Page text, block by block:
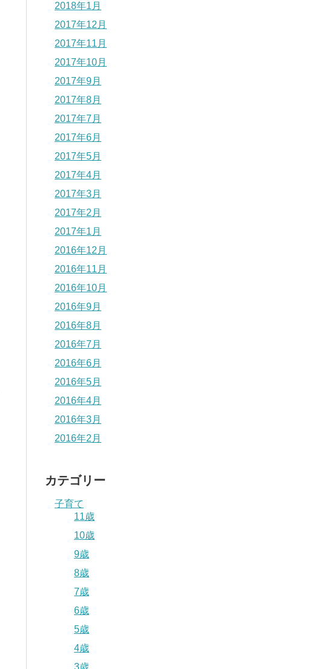
2018年1月
2017年12月
2017年11月
2017年10月
2017年9月
2017年8月
2017年7月
2017年6月
2017年5月
2017年4月
2017年3月
2017年2月
2017年1月
2016年12月
2016年11月
2016年10月
2016年9月
2016年8月
2016年7月
2016年6月
2016年5月
2016年4月
2016年3月
2016年2月
カテゴリー
子育て
11歳
10歳
9歳
8歳
7歳
6歳
5歳
4歳